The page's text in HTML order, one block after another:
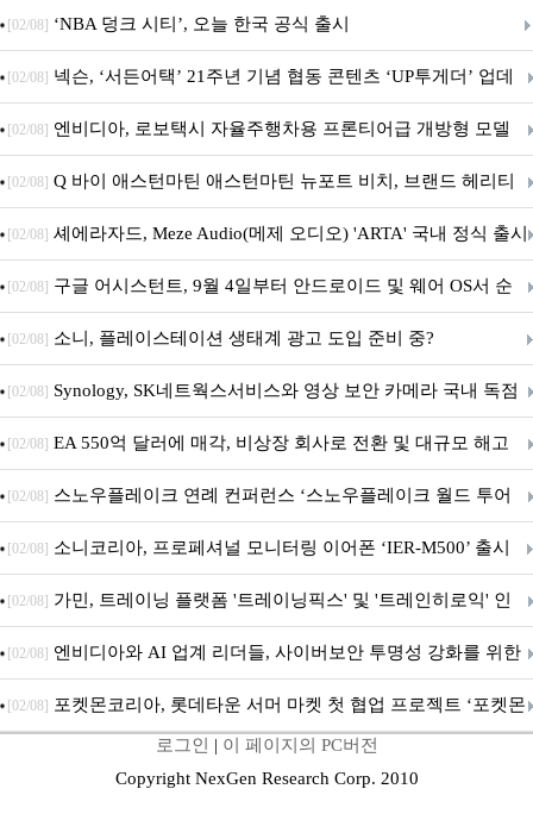
춘 초저전력 블루투스 LE SoC ‘BG2B’ 공개
[02/08] ‘NBA 덩크 시티’, 오늘 한국 공식 출시
[02/08] 넥슨, ‘서든어택’ 21주년 기념 협동 콘텐츠 ‘UP투게더’ 업데
이트
[02/08] 엔비디아, 로보택시 자율주행차용 프론티어급 개방형 모델
‘알파마요 2 슈퍼’ 상업적 이용 가능
[02/08] Q 바이 애스턴마틴 애스턴마틴 뉴포트 비치, 브랜드 헤리티
지 담은 ‘헤리티지 에디션 컬렉션’ 공개
[02/08] 셰에라자드, Meze Audio(메제 오디오) 'ARTA' 국내 정식 출시
[02/08] 구글 어시스턴트, 9월 4일부터 안드로이드 및 웨어 OS서 순
차 서비스 종료
[02/08] 소니, 플레이스테이션 생태계 광고 도입 준비 중?
[02/08] Synology, SK네트웍스서비스와 영상 보안 카메라 국내 독점
판매 파트너십 체결
[02/08] EA 550억 달러에 매각, 비상장 회사로 전환 및 대규모 해고
전망
[02/08] 스노우플레이크 연례 컨퍼런스 ‘스노우플레이크 월드 투어
서울’ 개최
[02/08] 소니코리아, 프로페셔널 모니터링 이어폰 ‘IER-M500’ 출시
[02/08] 가민, 트레이닝 플랫폼 '트레이닝픽스' 및 '트레인히로익' 인
수로 선수와 코치에 맞춤형 훈련 지원 확대
[02/08] 엔비디아와 AI 업계 리더들, 사이버보안 투명성 강화를 위한
SAFE 가이드라인 제안
[02/08] 포켓몬코리아, 롯데타운 서머 마켓 첫 협업 프로젝트 ‘포켓몬
로그인 | 이 페이지의 PC버전
Copyright NexGen Research Corp. 2010